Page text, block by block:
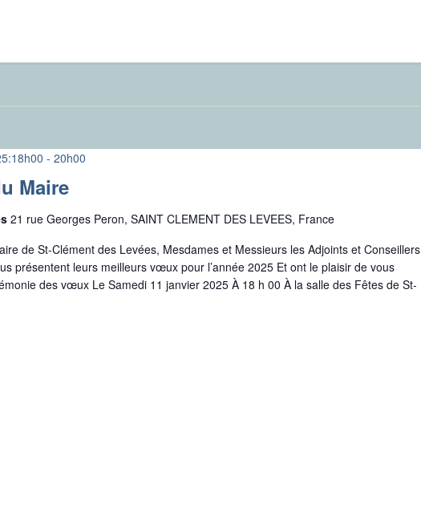
Maire
- 20h00
21 rue Georges Peron, SAINT CLEMENT DES LEVEES, France
de St-Clément des Levées, Mesdames et Messieurs les Adjoints et Conseillers
présentent leurs meilleurs vœux pour l’année 2025 Et ont le plaisir de vous
des vœux Le Samedi 11 janvier 2025 À 18 h 00 À la salle des Fêtes de St-